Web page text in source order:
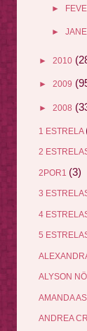
►
►
► 2010
► 2009
► 2008
1 ESTRELA
2
2POR1 (3)
3
4
5
ALYSON
AMANDA
ANDREA